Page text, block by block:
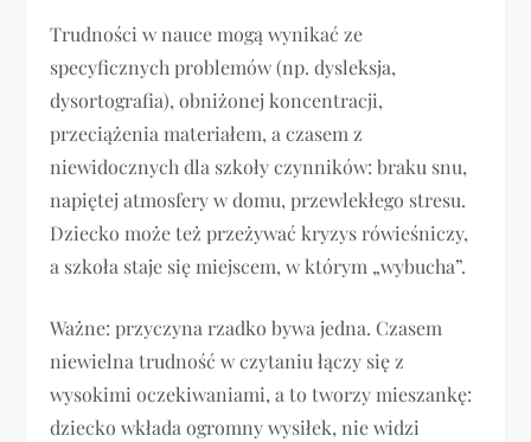
Trudności w nauce mogą wynikać ze
specyficznych problemów (np. dysleksja,
dysortografia), obniżonej koncentracji,
przeciążenia materiałem, a czasem z
niewidocznych dla szkoły czynników: braku snu,
napiętej atmosfery w domu, przewlekłego stresu.
Dziecko może też przeżywać kryzys rówieśniczy,
a szkoła staje się miejscem, w którym „wybucha”.
Ważne: przyczyna rzadko bywa jedna. Czasem
niewielna trudność w czytaniu łączy się z
wysokimi oczekiwaniami, a to tworzy mieszankę:
dziecko wkłada ogromny wysiłek, nie widzi